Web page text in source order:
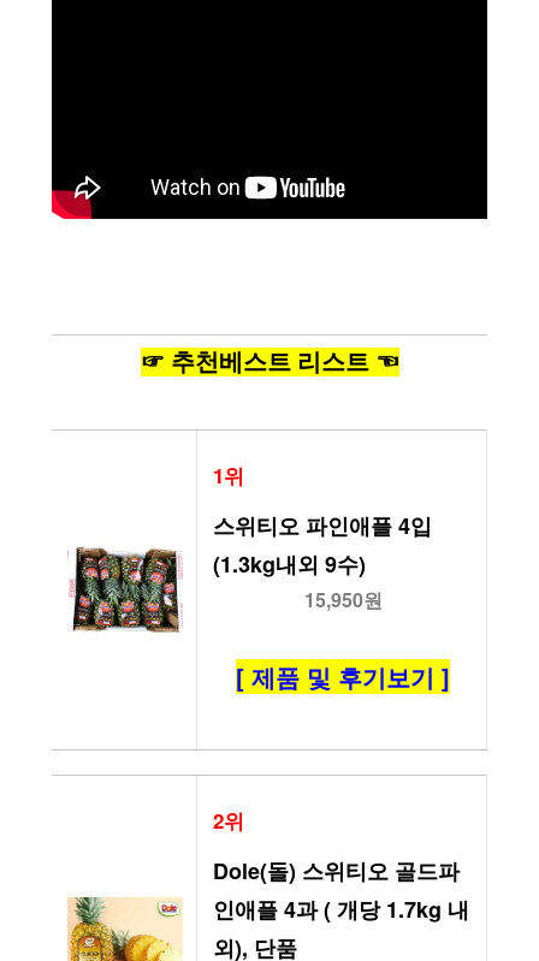
☞ 추천베스트 리스트 ☜
1위
스위티오 파인애플 4입
(1.3kg내외 9수)
15,950원
[ 제품 및 후기보기 ]
2위
Dole(돌) 스위티오 골드파
인애플 4과 ( 개당 1.7kg 내
외), 단품